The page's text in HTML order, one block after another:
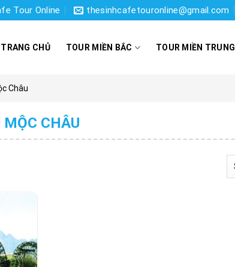
Tour Online thesinhcafetouronline@gmail.com
TRANG CHỦ TOUR MIỀN BẮC TOUR MIỀN TRUNG
Châu
CHÂU